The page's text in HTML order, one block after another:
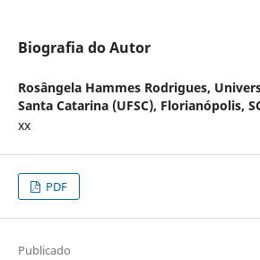
Biografia do Autor
Rosângela Hammes Rodrigues,
Santa Catarina (UFSC), Florianópolis,
xx
PDF
Publicado